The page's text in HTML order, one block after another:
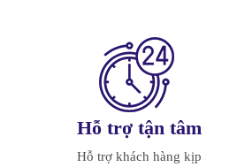
Hỗ trợ tận tâm
Hỗ trợ khách hàng kịp